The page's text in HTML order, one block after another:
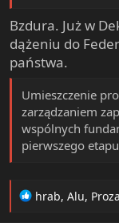
Bzdura. Już w
dążeniu do
państwa.
Umieszczenie
zarządzaniem
wspólnych
pierwszego
R
hrab, Alu,